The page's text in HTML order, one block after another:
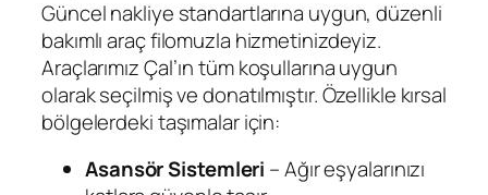
Güncel nakliye standartlarına uygun, düzenli
bakımlı araç filomuzla hizmetinizdeyiz.
Araçlarımız Çal’ın tüm koşullarına uygun
olarak seçilmiş ve donatılmıştır. Özellikle kırsal
bölgelerdeki taşımalar için:
Asansör Sistemleri – Ağır eşyalarınızı